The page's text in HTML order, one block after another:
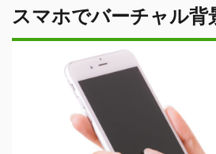
スマホでバーチャル背